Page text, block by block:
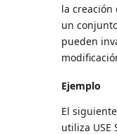
la
un
pueden
Ejemplo
El
utiliza USE